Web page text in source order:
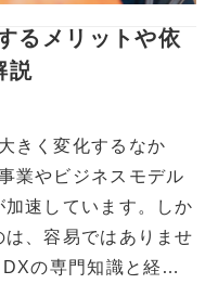
るメリットや依
説
きく変化するなか
業やビジネスモデル
速しています。しか
、容易ではありませ
の専門知識と経験